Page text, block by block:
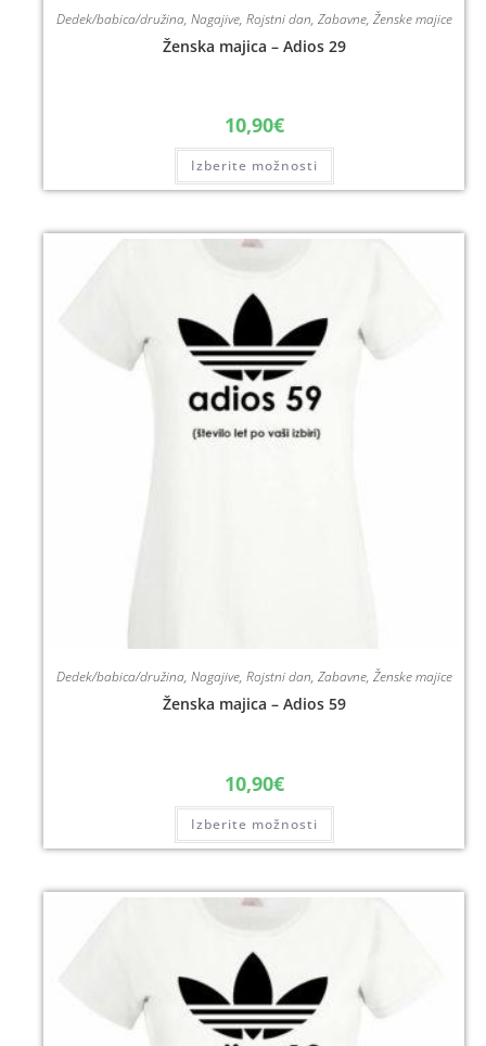
Dedek/babica/družina, Nagajive, Rojstni dan, Zabavne, Ženske majice
Ženska majica – Adios 29
10,90€
Izberite možnosti
Dedek/babica/družina, Nagajive, Rojstni dan, Zabavne, Ženske majice
Ženska majica – Adios 59
10,90€
Izberite možnosti